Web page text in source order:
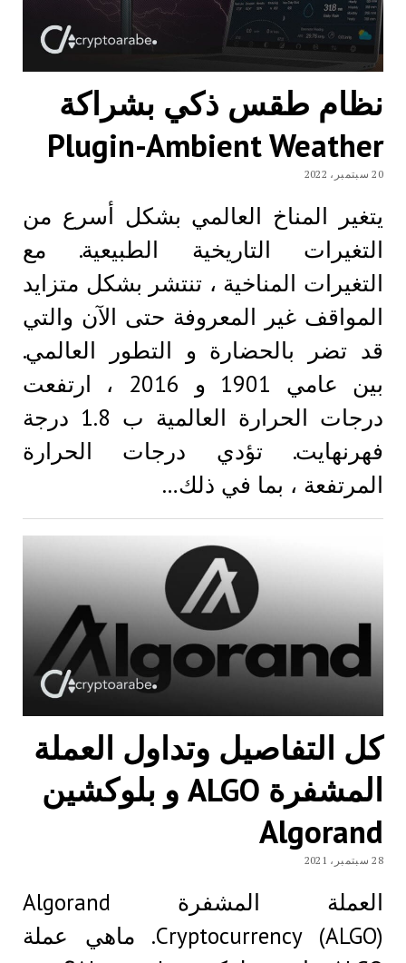
نظام طقس ذكي بشراكة
Plugin-Ambient Weather
20 سبتمبر، 2022
يتغير المناخ العالمي بشكل أسرع من
التغيرات التاريخية الطبيعية. مع
التغيرات المناخية ، تنتشر بشكل متزايد
المواقف غير المعروفة حتى الآن والتي
قد تضر بالحضارة و التطور العالمي.
بين عامي 1901 و 2016 ، ارتفعت
درجات الحرارة العالمية ب 1.8 درجة
فهرنهايت. تؤدي درجات الحرارة
المرتفعة ، بما في ذلك…
كل التفاصيل وتداول العملة
المشفرة ALGO و بلوكشين
Algorand
28 سبتمبر، 2021
العملة المشفرة Algorand
Cryptocurrency (ALGO). ماهي عملة